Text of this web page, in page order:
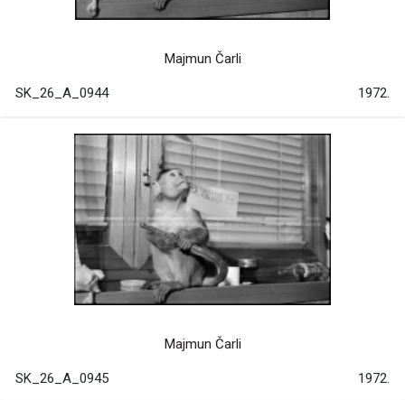
Majmun Čarli
SK_26_A_0944 1972.
Majmun Čarli
SK_26_A_0945 1972.